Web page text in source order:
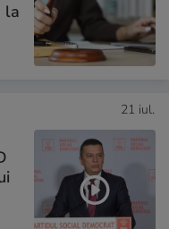
la
21 iul.